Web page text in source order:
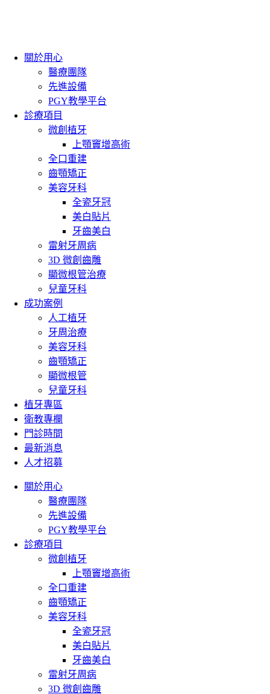
關於用心
醫療團隊
先進設備
PGY教學平台
診療項目
微創植牙
上顎竇增高術
全口重建
齒顎矯正
美容牙科
全瓷牙冠
美白貼片
牙齒美白
雷射牙周病
3D 微創齒雕
顯微根管治療
兒童牙科
成功案例
人工植牙
牙周治療
美容牙科
齒顎矯正
顯微根管
兒童牙科
植牙專區
衛教專欄
門診時間
最新消息
人才招募
關於用心
醫療團隊
先進設備
PGY教學平台
診療項目
微創植牙
上顎竇增高術
全口重建
齒顎矯正
美容牙科
全瓷牙冠
美白貼片
牙齒美白
雷射牙周病
3D 微創齒雕